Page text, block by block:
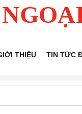
THIỆU TIN TỨC